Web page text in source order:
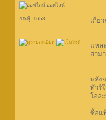
ออฟไลน์
กระทู้: 1658
จา
เกี่ย
รา
แหล
สาม
เรื่
หลัง
ทัวร์
โอล
ซื้อแ